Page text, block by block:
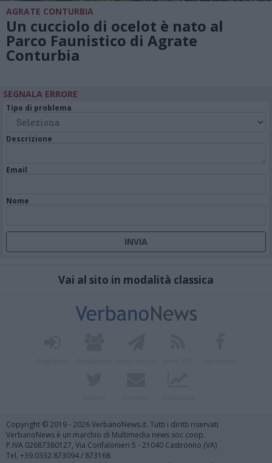
AGRATE CONTURBIA
Un cucciolo di ocelot è nato al
Parco Faunistico di Agrate
Conturbia
SEGNALA ERRORE
Tipo di problema
Descrizione
Email
Nome
Vai al sito in modalità classica
Copyright © 2019 - 2026 VerbanoNews.it. Tutti i diritti riservati
VerbanoNews è un marchio di Multimedia news soc coop.
P.IVA 02687380127, Via Confalonieri 5 - 21040 Castronno (VA)
Tel. +39.0332.873094 / 873168